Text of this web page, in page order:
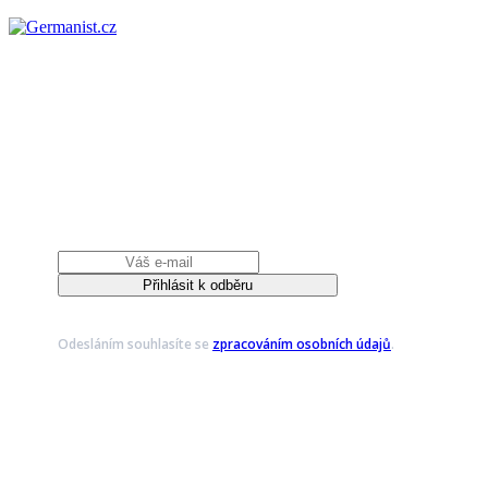
Odesláním souhlasíte se zpracováním osobních údajů.